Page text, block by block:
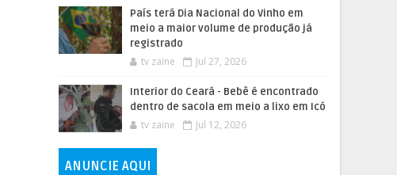
País terá Dia Nacional do Vinho em
meio a maior volume de produção já
registrado
tv zaine Jul 27, 2026
Interior do Ceará - Bebê é encontrado
dentro de sacola em meio a lixo em Icó
tv zaine Jul 12, 2026
ANUNCIE AQUI